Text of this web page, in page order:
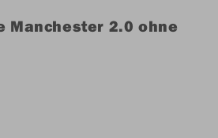
Manchester 2.0 ohne